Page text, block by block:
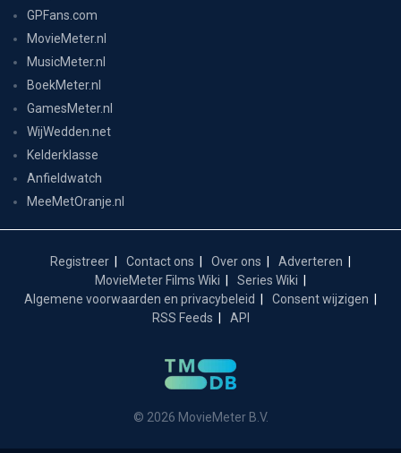
GPFans.com
MovieMeter.nl
MusicMeter.nl
BoekMeter.nl
GamesMeter.nl
WijWedden.net
Kelderklasse
Anfieldwatch
MeeMetOranje.nl
Registreer Contact ons Over ons
Adverteren
MovieMeter Films Wiki
Series Wiki
Algemene voorwaarden en privacybeleid
Consent wijzigen
RSS Feeds
API
© 2026 MovieMeter B.V.